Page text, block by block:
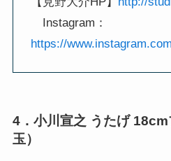
Instagram：
https://
4．小川宣之 うたげ
玉）